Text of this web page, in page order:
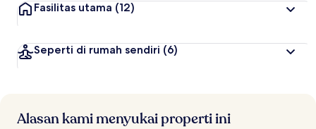
Fasilitas utama (12)
Seperti di rumah sendiri (6)
Alasan kami menyukai properti ini